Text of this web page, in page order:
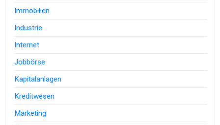
Immobilien
Industrie
Internet
Jobbörse
Kapitalanlagen
Kreditwesen
Marketing